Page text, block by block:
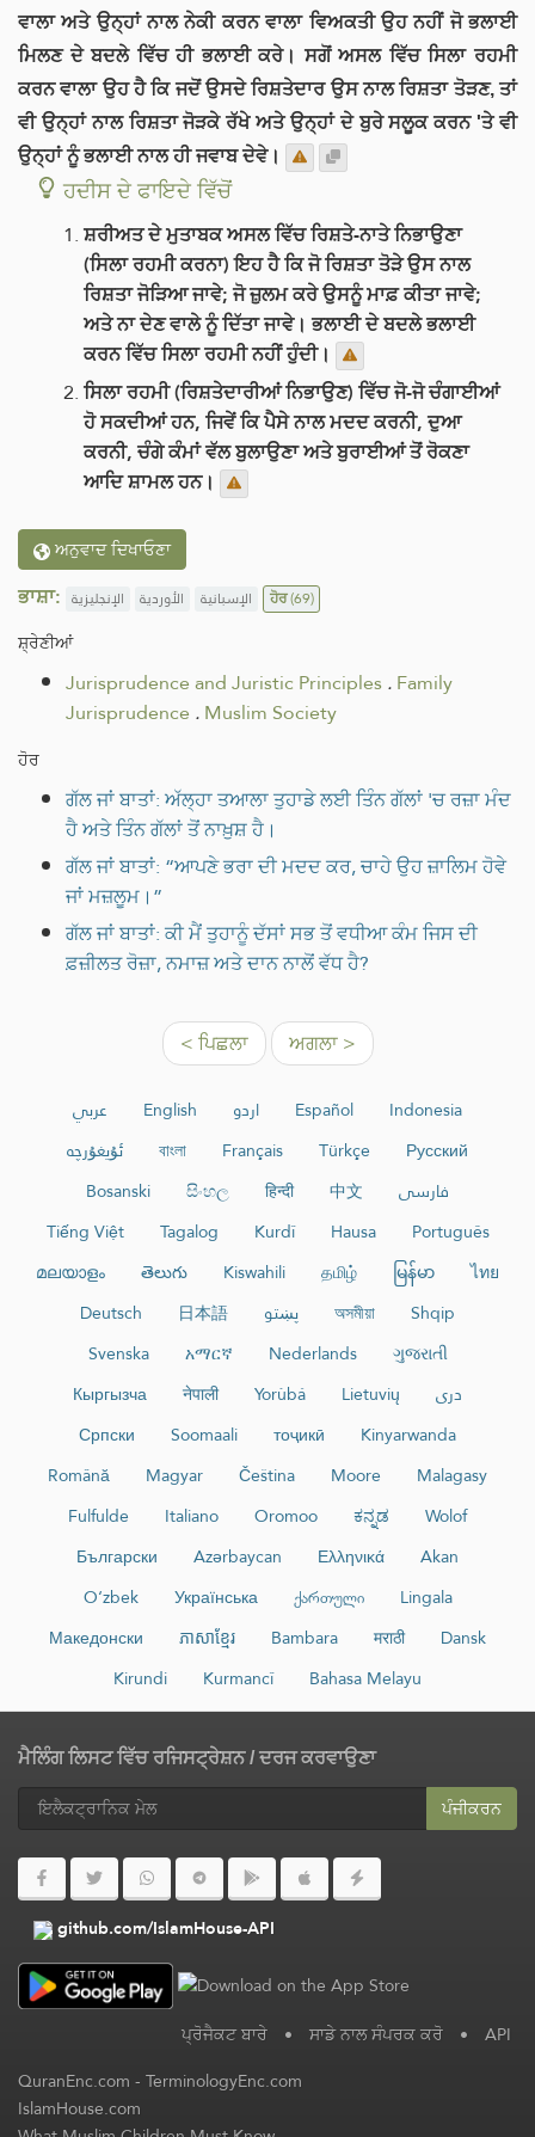
ਵਾਲਾ ਅਤੇ ਉਨ੍ਹਾਂ ਨਾਲ ਨੇਕੀ ਕਰਨ ਵਾਲਾ ਵਿਅਕਤੀ ਉਹ ਨਹੀਂ ਜੋ ਭਲਾਈ
ਮਿਲਣ ਦੇ ਬਦਲੇ ਵਿੱਚ ਹੀ ਭਲਾਈ ਕਰੇ। ਸਗੋਂ ਅਸਲ ਵਿੱਚ ਸਿਲਾ ਰਹਮੀ
ਕਰਨ ਵਾਲਾ ਉਹ ਹੈ ਕਿ ਜਦੋਂ ਉਸਦੇ ਰਿਸ਼ਤੇਦਾਰ ਉਸ ਨਾਲ ਰਿਸ਼ਤਾ ਤੋੜਣ, ਤਾਂ
ਵੀ ਉਨ੍ਹਾਂ ਨਾਲ ਰਿਸ਼ਤਾ ਜੋੜਕੇ ਰੱਖੇ ਅਤੇ ਉਨ੍ਹਾਂ ਦੇ ਬੁਰੇ ਸਲੂਕ ਕਰਨ 'ਤੇ ਵੀ
ਉਨ੍ਹਾਂ ਨੂੰ ਭਲਾਈ ਨਾਲ ਹੀ ਜਵਾਬ ਦੇਵੇ।
ਹਦੀਸ ਦੇ ਫਾਇਦੇ ਵਿੱਚੋਂ
ਸ਼ਰੀਅਤ ਦੇ ਮੁਤਾਬਕ ਅਸਲ ਵਿੱਚ ਰਿਸ਼ਤੇ-ਨਾਤੇ ਨਿਭਾਉਣਾ
(ਸਿਲਾ ਰਹਮੀ ਕਰਨਾ) ਇਹ ਹੈ ਕਿ ਜੋ ਰਿਸ਼ਤਾ ਤੋੜੇ ਉਸ ਨਾਲ
ਰਿਸ਼ਤਾ ਜੋੜਿਆ ਜਾਵੇ; ਜੋ ਜ਼ੁਲਮ ਕਰੇ ਉਸਨੂੰ ਮਾਫ਼ ਕੀਤਾ ਜਾਵੇ;
ਅਤੇ ਨਾ ਦੇਣ ਵਾਲੇ ਨੂੰ ਦਿੱਤਾ ਜਾਵੇ। ਭਲਾਈ ਦੇ ਬਦਲੇ ਭਲਾਈ
ਕਰਨ ਵਿੱਚ ਸਿਲਾ ਰਹਮੀ ਨਹੀਂ ਹੁੰਦੀ।
ਸਿਲਾ ਰਹਮੀ (ਰਿਸ਼ਤੇਦਾਰੀਆਂ ਨਿਭਾਉਣ) ਵਿੱਚ ਜੋ-ਜੋ ਚੰਗਾਈਆਂ
ਹੋ ਸਕਦੀਆਂ ਹਨ, ਜਿਵੇਂ ਕਿ ਪੈਸੇ ਨਾਲ ਮਦਦ ਕਰਨੀ, ਦੁਆ
ਕਰਨੀ, ਚੰਗੇ ਕੰਮਾਂ ਵੱਲ ਬੁਲਾਉਣਾ ਅਤੇ ਬੁਰਾਈਆਂ ਤੋਂ ਰੋਕਣਾ
ਆਦਿ ਸ਼ਾਮਲ ਹਨ।
ਅਨੁਵਾਦ ਦਿਖਾਓਣਾ
ਭਾਸ਼ਾ: الإنجليزية الأوردية الإسبانية ਹੋਰ(69)
ਸ਼੍ਰੇਣੀਆਂ
Jurisprudence and Juristic Principles.Family
Jurisprudence .Muslim Society
ਹੋਰ
ਗੱਲ ਜਾਂ ਬਾਤਾਂ: ਅੱਲ੍ਹਾ ਤਆਲਾ ਤੁਹਾਡੇ ਲਈ ਤਿੰਨ ਗੱਲਾਂ 'ਚ ਰਜ਼ਾ ਮੰਦ
ਹੈ ਅਤੇ ਤਿੰਨ ਗੱਲਾਂ ਤੋਂ ਨਾਖ਼ੁਸ਼ ਹੈ।
ਗੱਲ ਜਾਂ ਬਾਤਾਂ: “ਆਪਣੇ ਭਰਾ ਦੀ ਮਦਦ ਕਰ, ਚਾਹੇ ਉਹ ਜ਼ਾਲਿਮ ਹੋਵੇ
ਜਾਂ ਮਜ਼ਲੂਮ।”
ਗੱਲ ਜਾਂ ਬਾਤਾਂ: ਕੀ ਮੈਂ ਤੁਹਾਨੂੰ ਦੱਸਾਂ ਸਭ ਤੋਂ ਵਧੀਆ ਕੰਮ ਜਿਸ ਦੀ
ਫ਼ਜ਼ੀਲਤ ਰੋਜ਼ਾ, ਨਮਾਜ਼ ਅਤੇ ਦਾਨ ਨਾਲੋਂ ਵੱਧ ਹੈ?
< ਪਿਛਲਾ ਅਗਲਾ >
عربي English اردو Español
Indonesia
ئۇيغۇرچە
বাংলা Français Türkçe
Русский
Bosanski
සිංහල हिन्दी 中文
فارسی
Tiếng Việt
Tagalog Kurdî Hausa
Português
മലയാളം
తెలుగు Kiswahili தமிழ் မြန်မာ
ไทย
Deutsch
日本語 پښتو অসমীয়া
Shqip
Svenska
አማርኛ Nederlands
ગુજરાતી
Кыргызча
नेपाली Yorùbá Lietuvių
دری
Српски
Soomaali тоҷикӣ
Kinyarwanda
Română
Magyar Čeština Moore
Malagasy
Fulfulde
Italiano Oromoo ಕನ್ನಡ
Wolof
Български
Azərbaycan Ελληνικά
Akan
O‘zbek
Українська ქართული
Lingala
Македонски
ភាសាខ្មែរ Bambara मराठी
Dansk
Kirundi
Kurmancî Bahasa Melayu
ਮੈਲਿੰਗ ਲਿਸਟ ਵਿੱਚ ਰਜਿਸਟ੍ਰੇਸ਼ਨ / ਦਰਜ ਕਰਵਾਉਣਾ
ਪੰਜੀਕਰਨ
github.com/IslamHouse-API
ਪ੍ਰੋਜੈਕਟ ਬਾਰੇ • ਸਾਡੇ ਨਾਲ ਸੰਪਰਕ ਕਰੋ • API
QuranEnc.com-TerminologyEnc.com
IslamHouse.com